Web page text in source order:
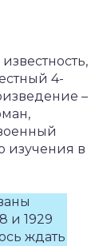
4-
–
изучения в
и 1929
ждать